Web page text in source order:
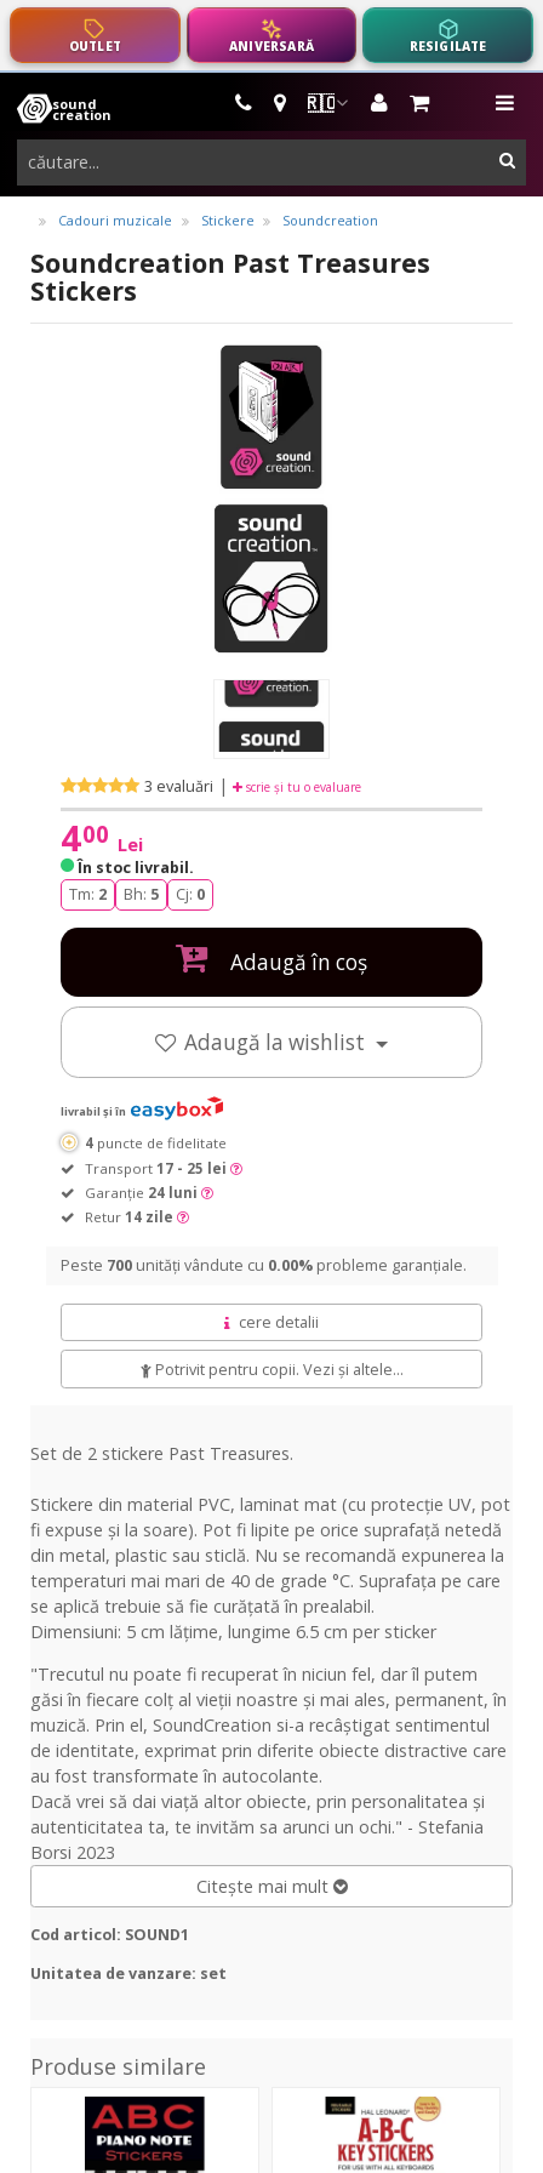
OUTLET ANIVERSARĂ RESIGILATE
🇷🇴
sound
creation
instrumente
muzicale,
echipamente
pro-
audio
Cadouri muzicale Stickere Soundcreation
Soundcreation Past Treasures
Stickers
3 evaluări | scrie și tu o evaluare
400 Lei
În stoc livrabil.
Tm: 2 Bh: 5 Cj: 0
Adaugă în coș
Adaugă la wishlist
livrabil și în
4 puncte de fidelitate
Transport 17 - 25 lei
Garanție 24 luni
Retur 14 zile
Peste 700 unități vândute cu 0.00% probleme garanțiale.
cere detalii
Potrivit pentru copii. Vezi și altele...
Set de 2 stickere Past Treasures.
Stickere din material PVC, laminat mat (cu protecție UV, pot
fi expuse și la soare). Pot fi lipite pe orice suprafață netedă
din metal, plastic sau sticlă. Nu se recomandă expunerea la
temperaturi mai mari de 40 de grade °C. Suprafața pe care
se aplică trebuie să fie curățată în prealabil.
Dimensiuni: 5 cm lățime, lungime 6.5 cm per sticker
"Trecutul nu poate fi recuperat în niciun fel, dar îl putem
găsi în fiecare colț al vieții noastre și mai ales, permanent, în
muzică. Prin el, SoundCreation si-a recâștigat sentimentul
de identitate, exprimat prin diferite obiecte distractive care
au fost transformate în autocolante.
Dacă vrei să dai viață altor obiecte, prin personalitatea și
autenticitatea ta, te invităm sa arunci un ochi." - Stefania
Borsi 2023
Citește mai mult
Cod articol: SOUND1
Unitatea de vanzare: set
Produse similare